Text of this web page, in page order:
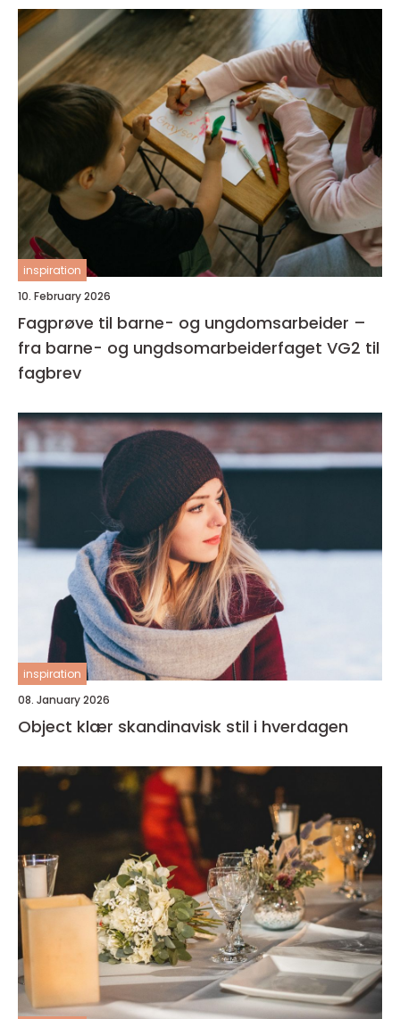
inspiration
10. February 2026
Fagprøve til barne- og ungdomsarbeider –
fra barne- og ungdsomarbeiderfaget VG2 til
fagbrev
inspiration
08. January 2026
Object klær skandinavisk stil i hverdagen